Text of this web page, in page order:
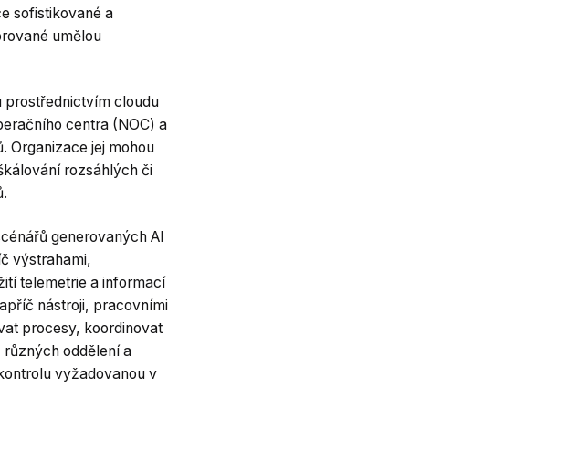
sofistikované a
umělou
prostřednictvím cloudu
centra (NOC) a
Organizace jej mohou
rozsáhlých či
generovaných AI
výstrahami,
telemetrie a informací
nástroji, pracovními
procesy, koordinovat
oddělení a
vyžadovanou v